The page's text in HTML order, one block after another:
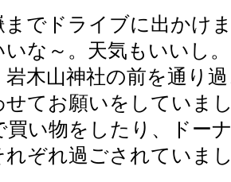
までドライブに出かけ
いな～。天気もいいし
岩木山神社の前を通り
せてお願いをしていま
買い物をしたり、ドー
れぞれ過ごされていま